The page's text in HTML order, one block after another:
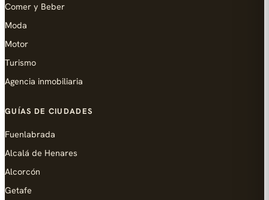
Comer y Beber
Moda
Motor
Turismo
Agencia inmobiliaria
GUÍAS DE CIUDADES
Fuenlabrada
Alcalá de Henares
Alcorcón
Getafe